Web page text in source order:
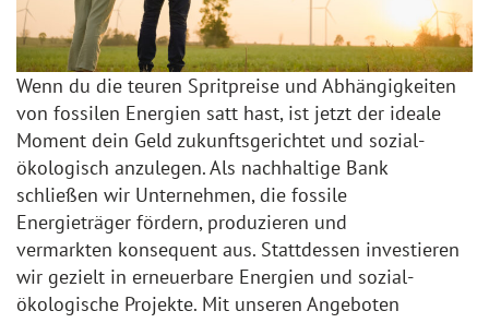
Wenn du die teuren Spritpreise und Abhängigkeiten
von fossilen Energien satt hast, ist jetzt der ideale
Moment dein Geld zukunftsgerichtet und sozial-
ökologisch anzulegen. Als nachhaltige Bank
schließen wir Unternehmen, die fossile
Energieträger fördern, produzieren und
vermarkten konsequent aus. Stattdessen investieren
wir gezielt in erneuerbare Energien und sozial-
ökologische Projekte. Mit unseren Angeboten